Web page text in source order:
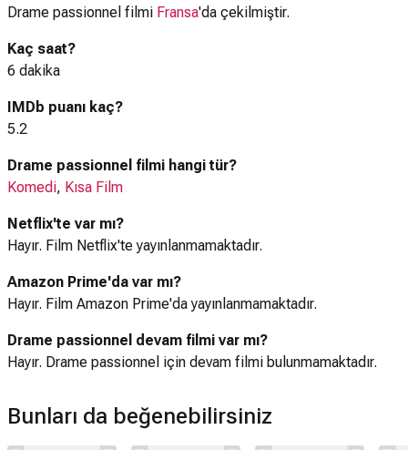
Drame passionnel filmi Fransa'da çekilmiştir.
Kaç saat?
6 dakika
IMDb puanı kaç?
5.2
Drame passionnel filmi hangi tür?
Komedi, Kısa Film
Netflix'te var mı?
Hayır. Film Netflix'te yayınlanmamaktadır.
Amazon Prime'da var mı?
Hayır. Film Amazon Prime'da yayınlanmamaktadır.
Drame passionnel devam filmi var mı?
Hayır. Drame passionnel için devam filmi bulunmamaktadır.
Bunları da beğenebilirsiniz